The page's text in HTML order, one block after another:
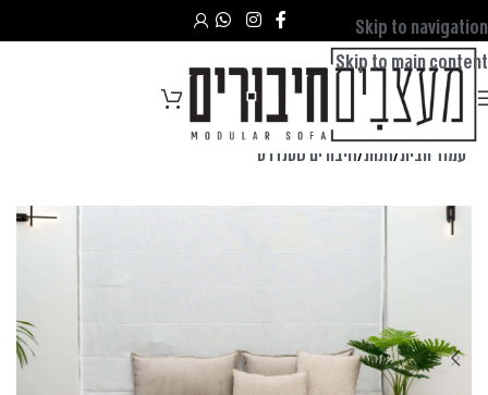
Skip to navigation
Skip to main content
עמוד הבית/חנות/חיבורים סטנדרט